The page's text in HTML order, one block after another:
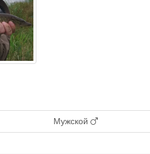
Мужской